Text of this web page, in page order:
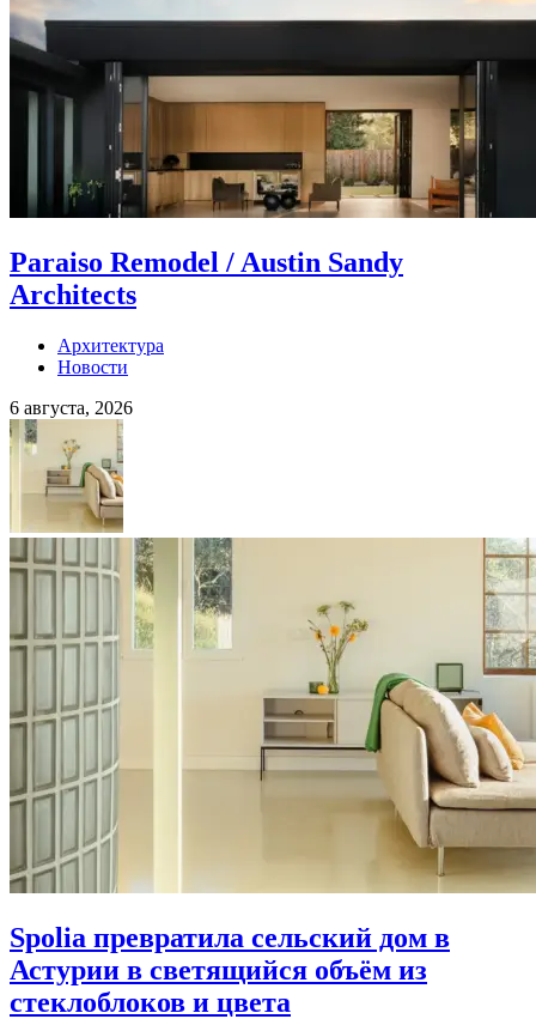
Paraiso Remodel / Austin Sandy
Architects
Архитектура
Новости
6 августа, 2026
Spolia превратила сельский дом в
Астурии в светящийся объём из
стеклоблоков и цвета